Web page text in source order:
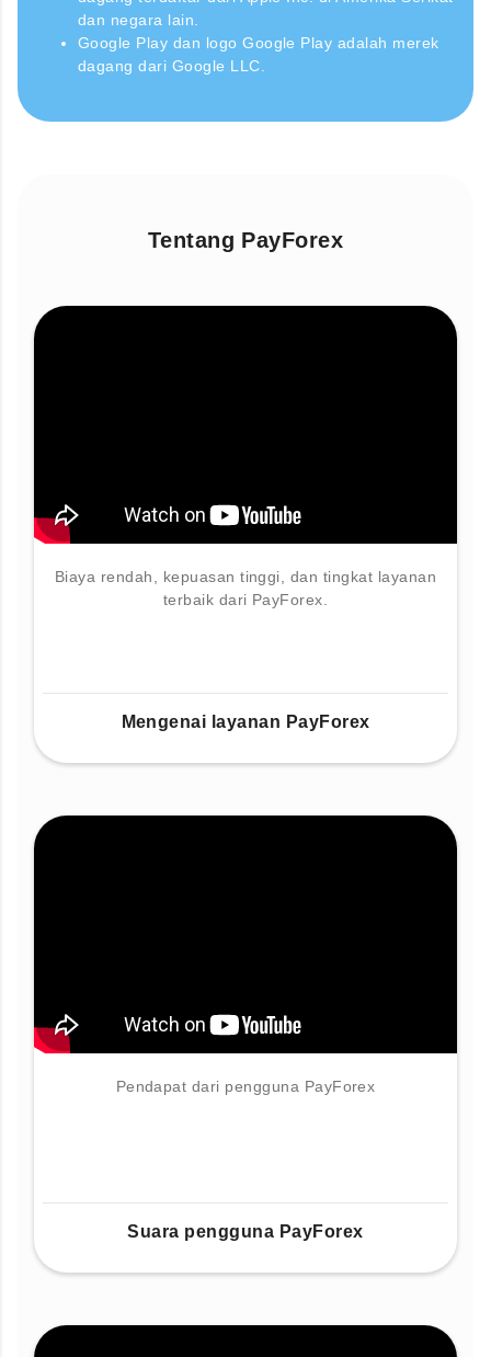
dan negara lain.
Google Play dan logo Google Play adalah merek
dagang dari Google LLC.
Tentang PayForex
Biaya rendah, kepuasan tinggi, dan tingkat layanan
terbaik dari PayForex.
Mengenai layanan PayForex
Pendapat dari pengguna PayForex
Suara pengguna PayForex